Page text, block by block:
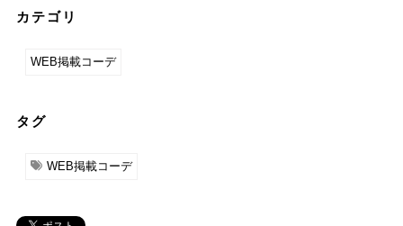
カテゴリ
WEB掲載コーデ
タグ
WEB掲載コーデ